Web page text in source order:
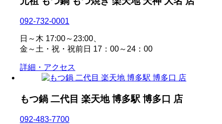
092-732-0001
日～木 17:00～23:00、
金～土・祝・祝前日 17：00～24：00
詳細・アクセス
もつ鍋 二代目 楽天地 博多駅 博多口 店
092-483-7700